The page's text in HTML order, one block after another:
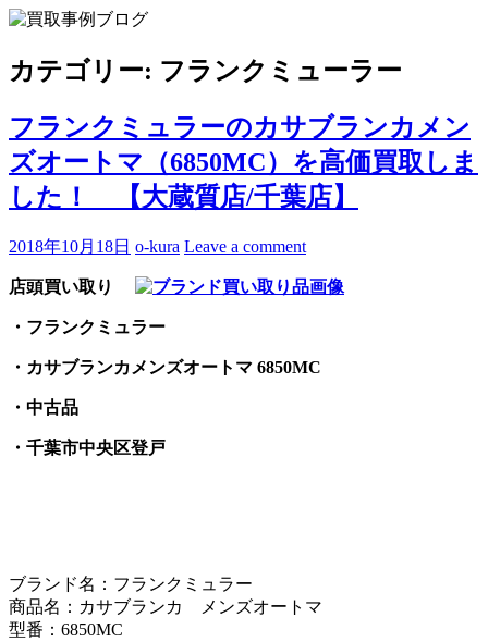
Skip
content
ポイントや高額買取のコツをお知らせします。
カテゴリー: フランクミューラー
フランクミュラーのカサブランカメン
ズオートマ（6850MC）を高価買取しま
した！ 【大蔵質店/千葉店】
2018年10月18日 o-kura Leave a comment
店頭買い取り
・フランクミュラー
・カサブランカメンズオートマ 6850MC
・中古品
・千葉市中央区登戸
ブランド名：フランクミュラー
商品名：カサブランカ メンズオートマ
型番：6850MC